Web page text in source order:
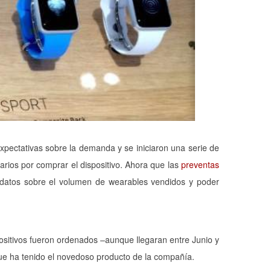
sobre la demanda y se iniciaron una serie de
por comprar el dispositivo. Ahora que las preventas
sobre el volumen de wearables vendidos y poder
fueron ordenados –aunque llegaran entre Junio y
ha tenido el novedoso producto de la compañía.